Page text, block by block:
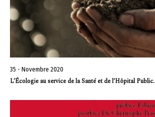
35 - Novembre 2020
L’Écologie au service de la Santé et de l’Hôpital Public.